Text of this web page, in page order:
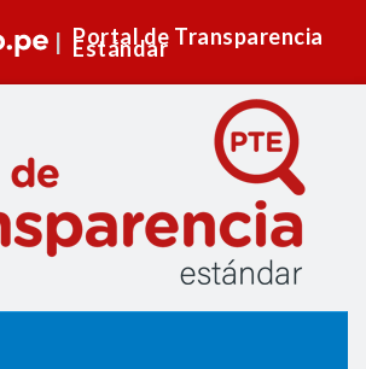
Portal de Transparencia
Estándar